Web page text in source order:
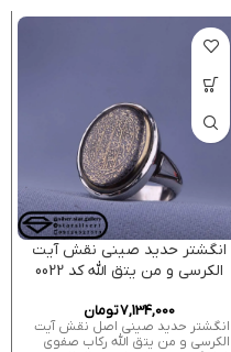
انگشتر حدید صینی نقش آیت
الکرسی و من یتق الله کد 0022
7,134,000تومان
انگشتر حدید صینی اصل نقش آیت
الکرسی و من یتق الله رکاب صفوی